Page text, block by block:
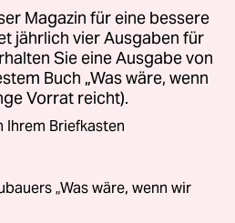
Magazin für eine bessere
jährlich vier Ausgaben für
Sie eine Ausgabe von
Buch „Was wäre, wenn
Vorrat reicht).
Ihrem Briefkasten
„Was wäre, wenn wir